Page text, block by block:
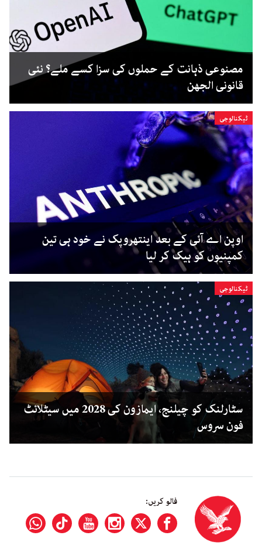
مصنوعی ذہانت کے حملوں کی سزا کسے ملے؟ نئی
قانونی الجھن
ٹیکنالوجی
اوپن اے آئی کے بعد اینتھروپک نے خود ہی تین
کمپنیوں کو ہیک کر لیا
ٹیکنالوجی
سٹارلنک کو چیلنج، ایمازون کی 2028 میں سیٹلائٹ
فون سروس
فالو کریں: